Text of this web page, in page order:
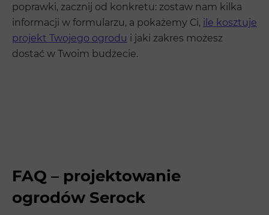
poprawki, zacznij od konkretu: zostaw nam kilka
informacji w formularzu, a pokażemy Ci, ile kosztuje
projekt Twojego ogrodu i jaki zakres możesz
dostać w Twoim budżecie.
FAQ – projektowanie
ogrodów Serock